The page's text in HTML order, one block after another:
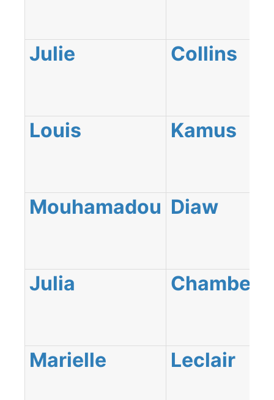
Julie Collins
Louis Kamus
Mouhamadou Diaw
Julia
Marielle Leclair